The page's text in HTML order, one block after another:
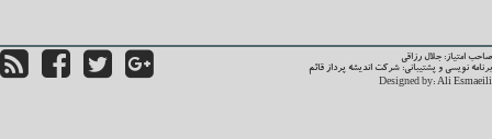
امتیاز: جلال رزاقی
نویسی و پشتیبانی: شرکت اندیشه پرداز قائم
Designed by: Ali